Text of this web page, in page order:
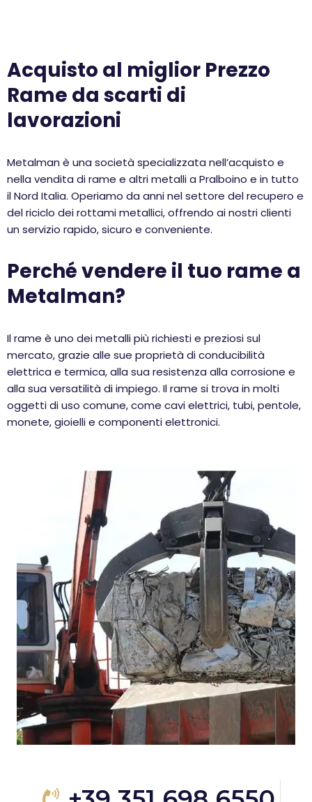
Acquisto al miglior Prezzo
Rame da scarti di
lavorazioni
Metalman è una società specializzata nell’acquisto e
nella vendita di rame e altri metalli a Pralboino e in tutto
il Nord Italia. Operiamo da anni nel settore del recupero e
del riciclo dei rottami metallici, offrendo ai nostri clienti
un servizio rapido, sicuro e conveniente.
Perché vendere il tuo rame a
Metalman?
Il rame è uno dei metalli più richiesti e preziosi sul
mercato, grazie alle sue proprietà di conducibilità
elettrica e termica, alla sua resistenza alla corrosione e
alla sua versatilità di impiego. Il rame si trova in molti
oggetti di uso comune, come cavi elettrici, tubi, pentole,
monete, gioielli e componenti elettronici.